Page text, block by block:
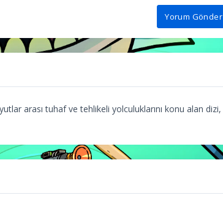
Yorum Gönder
arası tuhaf ve tehlikeli yolculuklarını konu alan dizi,